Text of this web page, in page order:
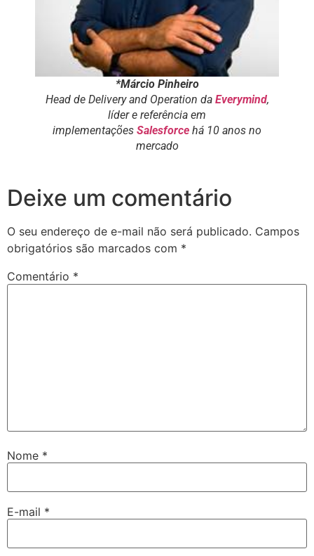
*Márcio Pinheiro
Head de Delivery and Operation da Everymind,
líder e referência em
implementações Salesforce há 10 anos no
mercado
Deixe um comentário
O seu endereço de e-mail não será publicado. Campos
obrigatórios são marcados com *
Comentário *
Nome *
E-mail *